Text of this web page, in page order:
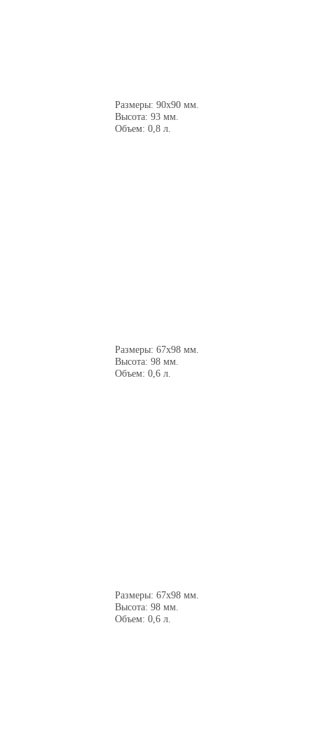
Размеры: 90x90 мм.
Высота: 93 мм.
Объем: 0,8 л.
Размеры: 67х98 мм.
Высота: 98 мм.
Объем: 0,6 л.
Размеры: 67х98 мм.
Высота: 98 мм.
Объем: 0,6 л.